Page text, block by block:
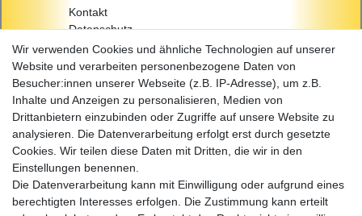
Kontakt
Datenschutz
AGB
Impressum
Einkaufen
Zahlungsarten
Versandarten & -kosten
Widerrufsrecht
Warenkorb
Zur Kasse
Hilfe
Wir verwenden Cookies und ähnliche Technologien auf unserer
Website und verarbeiten personenbezogene Daten von
Besucher:innen unserer Webseite (z.B. IP-Adresse), um z.B.
Inhalte und Anzeigen zu personalisieren, Medien von
Drittanbietern einzubinden oder Zugriffe auf unsere Website zu
analysieren. Die Datenverarbeitung erfolgt erst durch gesetzte
Cookies. Wir teilen diese Daten mit Dritten, die wir in den
Einstellungen benennen.
Die Datenverarbeitung kann mit Einwilligung oder aufgrund eines
berechtigten Interesses erfolgen. Die Zustimmung kann erteilt